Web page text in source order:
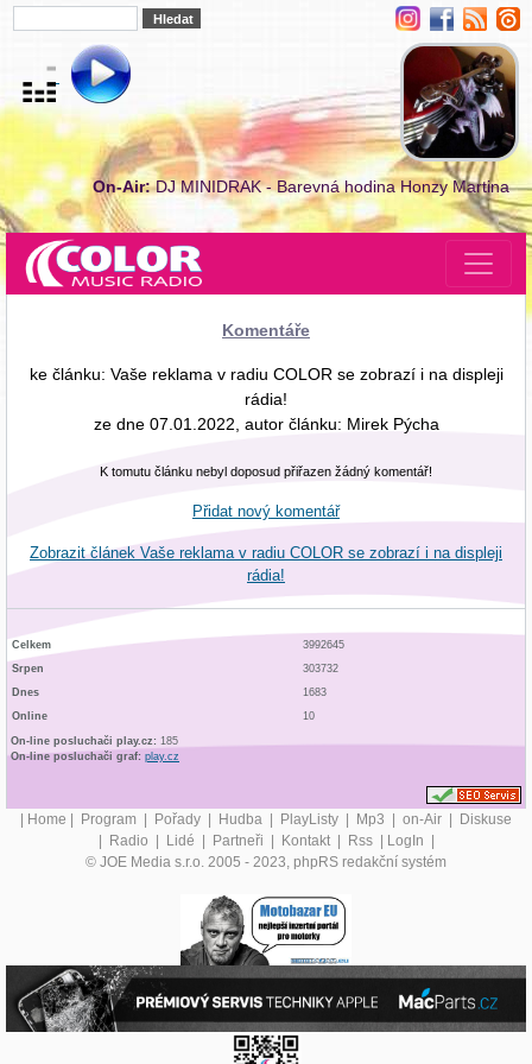
On-Air:DJ MINIDRAK - Barevná hodina Honzy Martina
Komentáře
ke článku: Vaše reklama v radiu COLOR se zobrazí i na displeji
rádia!
ze dne 07.01.2022, autor článku: Mirek Pýcha
K tomutu článku nebyl doposud přiřazen žádný komentář!
Přidat nový komentář
Zobrazit článek Vaše reklama v radiu COLOR se zobrazí i na displeji
rádia!
Celkem
3992645
Srpen
303732
Dnes
1683
Online
10
On-line posluchači play.cz: 185
On-line posluchači graf: play.cz
| Home | Program | Pořady | Hudba | PlayListy | Mp3 | on-Air | Diskuse
| Radio | Lidé | Partneři | Kontakt | Rss | LogIn |
© JOE Media s.r.o. 2005 - 2023, phpRS redakční systém